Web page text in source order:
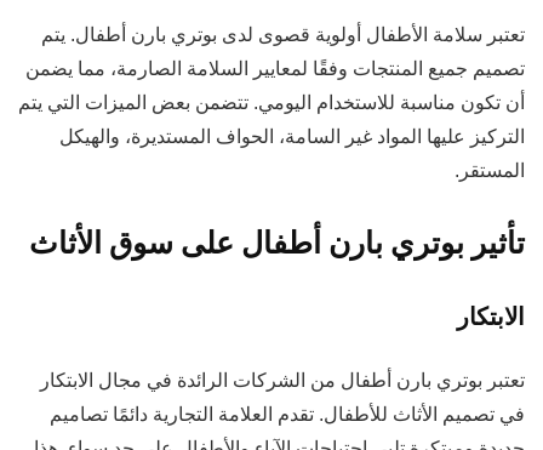
تعتبر سلامة الأطفال أولوية قصوى لدى بوتري بارن أطفال. يتم
تصميم جميع المنتجات وفقًا لمعايير السلامة الصارمة، مما يضمن
أن تكون مناسبة للاستخدام اليومي. تتضمن بعض الميزات التي يتم
التركيز عليها المواد غير السامة، الحواف المستديرة، والهيكل
المستقر.
تأثير بوتري بارن أطفال على سوق الأثاث
الابتكار
تعتبر بوتري بارن أطفال من الشركات الرائدة في مجال الابتكار
في تصميم الأثاث للأطفال. تقدم العلامة التجارية دائمًا تصاميم